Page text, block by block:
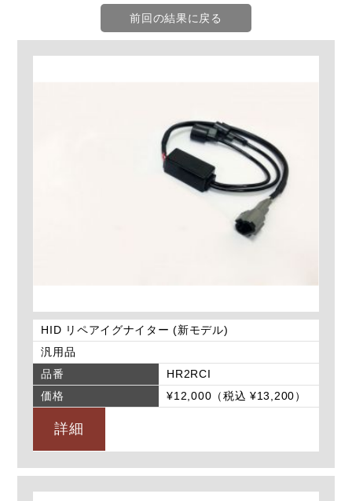
前回の結果に戻る
HID リペアイグナイター (新モデル)
汎用品
品番
HR2RCI
価格
¥12,000（税込 ¥13,200）
詳細